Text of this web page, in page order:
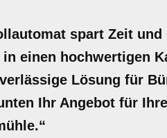
spart Zeit
einen hochwertigen
Lösung für
Ihr Angebot für